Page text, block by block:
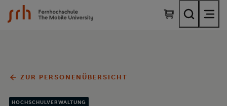
SRH Fernhochschule - The Mobile University
ZUR PERSONENÜBERSICHT
HOCHSCHULVERWALTUNG